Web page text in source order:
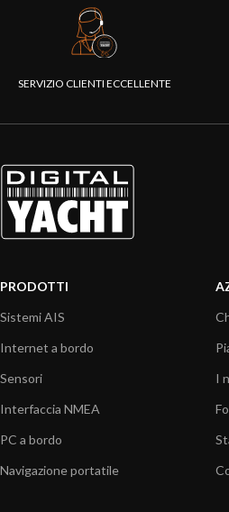
SERVIZIO CLIENTI ECCELLENTE
PRODOTTI
Sistemi AIS
Internet a bordo
Sensori
Interfaccia NMEA
PC a bordo
Navigazione portatile
I